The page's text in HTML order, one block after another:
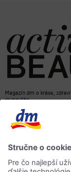
Magazín dm o kráse,
rovnováhe